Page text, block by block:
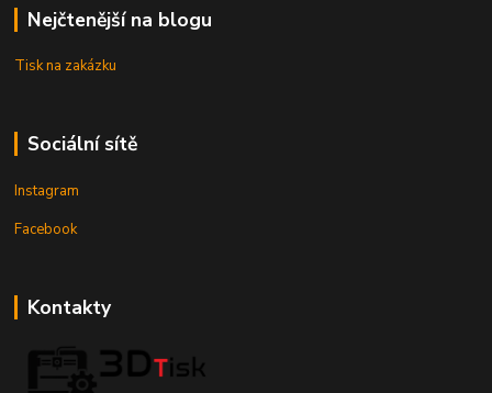
Nejčtenější na blogu
Tisk na zakázku
Sociální sítě
Instagram
Facebook
Kontakty